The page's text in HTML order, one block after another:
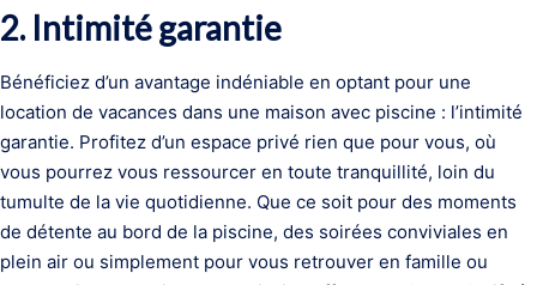
2. Intimité garantie
Bénéficiez d’un avantage indéniable en optant pour une
location de vacances dans une maison avec piscine : l’intimité
garantie. Profitez d’un espace privé rien que pour vous, où
vous pourrez vous ressourcer en toute tranquillité, loin du
tumulte de la vie quotidienne. Que ce soit pour des moments
de détente au bord de la piscine, des soirées conviviales en
plein air ou simplement pour vous retrouver en famille ou